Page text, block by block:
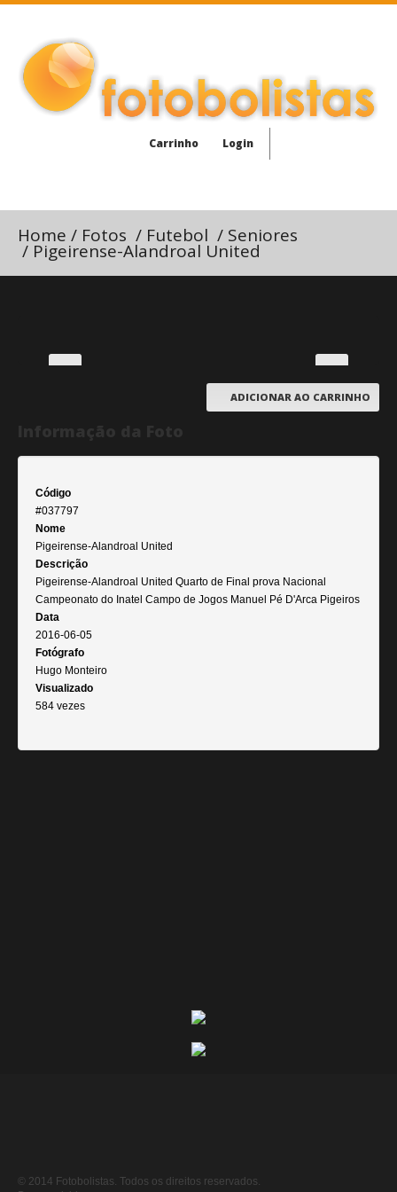
Carrinho Login
Home / Fotos / Futebol / Seniores
/ Pigeirense-Alandroal United
ADICIONAR AO CARRINHO
Código
#037797
Nome
Pigeirense-Alandroal United
Descrição
Pigeirense-Alandroal United Quarto de Final prova Nacional
Campeonato do Inatel Campo de Jogos Manuel Pé D'Arca Pigeiros
Data
2016-06-05
Fotógrafo
Hugo Monteiro
Visualizado
584 vezes
© 2014 Fotobolistas. Todos os direitos reservados.